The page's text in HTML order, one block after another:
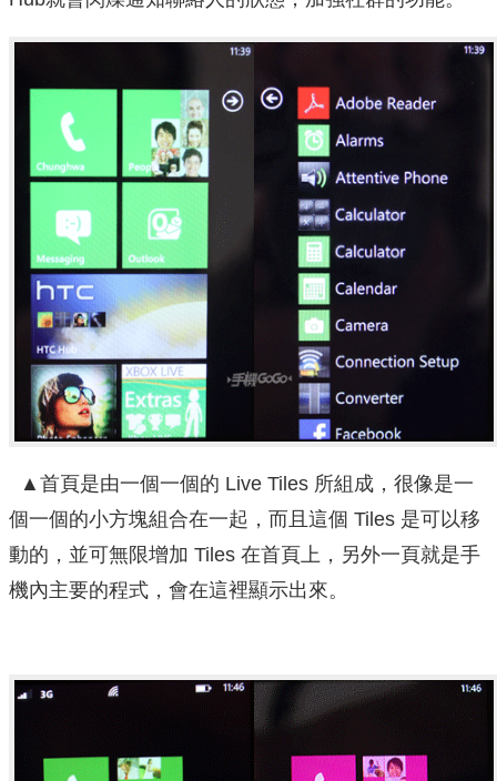
▲首頁是由一個一個的 Live Tiles 所組成，很像是一
個一個的小方塊組合在一起，而且這個 Tiles 是可以移
動的，並可無限增加 Tiles 在首頁上，另外一頁就是手
機內主要的程式，會在這裡顯示出來。